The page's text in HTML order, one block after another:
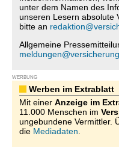
unter dem Namen des
unseren Lesern absolute
bitte an
Allgemeine
WERBUNG
Werben im Extrablatt
Mit einer Anzeige im
11.000 Menschen im
ungebundene Vermittler.
die Mediadaten